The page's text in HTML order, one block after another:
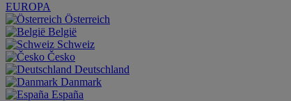
EUROPA
Österreich
België
Schweiz
Česko
Deutschland
Danmark
España